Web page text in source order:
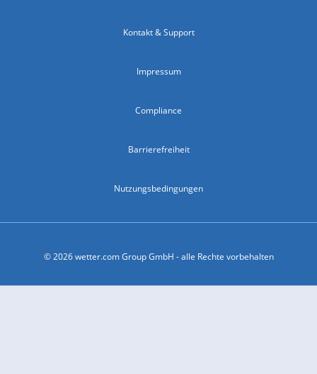
Kontakt & Support
Impressum
Compliance
Barrierefreiheit
Nutzungsbedingungen
© 2026 wetter.com Group GmbH - alle Rechte vorbehalten